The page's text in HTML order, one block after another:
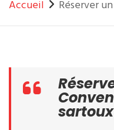
Accueil Réserver
sartoux